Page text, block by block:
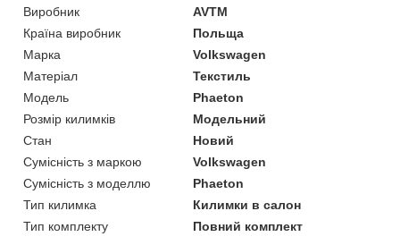
Виробник
AVTM
Країна виробник
Польща
Марка
Volkswagen
Матеріал
Текстиль
Модель
Phaeton
Розмір килимків
Модельний
Стан
Новий
Сумісність з маркою
Volkswagen
Сумісність з моделлю
Phaeton
Тип килимка
Килимки в салон
Тип комплекту
Повний комплект